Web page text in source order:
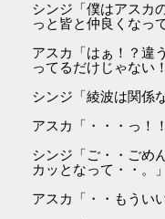
シンジ「僕はアスカ
っと皆と仲良くなっ
アスカ「はぁ！？違
ってるだけじゃない！
シンジ「綾波は関係
アスカ「・・・っ！
シンジ「ご・・ごめ
カッとなって・・。」
アスカ「・・もうい